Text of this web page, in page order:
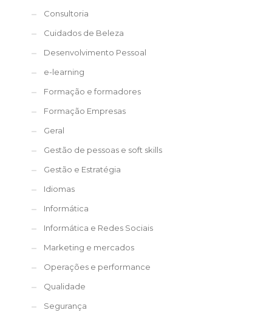
Consultoria
Cuidados de Beleza
Desenvolvimento Pessoal
e-learning
Formação e formadores
Formação Empresas
Geral
Gestão de pessoas e soft skills
Gestão e Estratégia
Idiomas
Informática
Informática e Redes Sociais
Marketing e mercados
Operações e performance
Qualidade
Segurança